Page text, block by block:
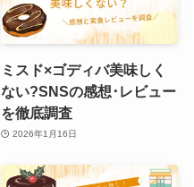
ミスド×ゴディバ美味しく
ない?SNSの感想･レビュー
を徹底調査
2026年1月16日